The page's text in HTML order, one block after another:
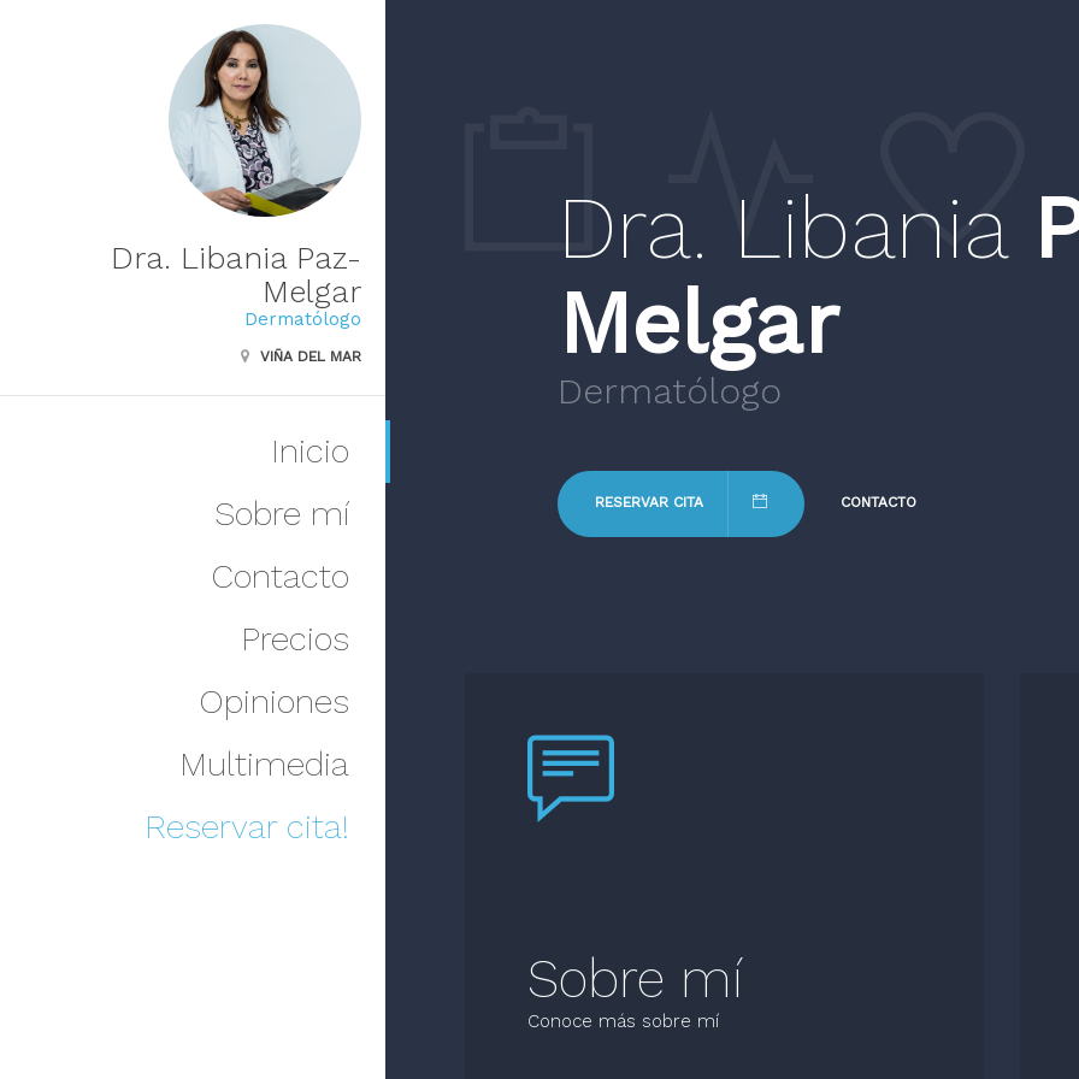
Dra. Libania Paz-
Melgar
Dermatólogo
VIÑA DEL MAR
Inicio
Sobre mí
Contacto
Precios
Opiniones
Multimedia
Reservar cita!
Dra. Libania
Melgar
Dermatólogo
RESERVAR CITA CONTACTO
Sobre mí
Conoce más sobre mí